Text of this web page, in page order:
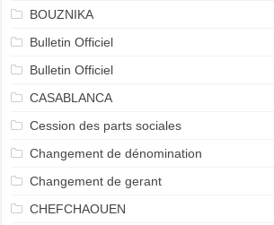
BOUZNIKA
Bulletin Officiel
Bulletin Officiel
CASABLANCA
Cession des parts sociales
Changement de dénomination
Changement de gerant
CHEFCHAOUEN